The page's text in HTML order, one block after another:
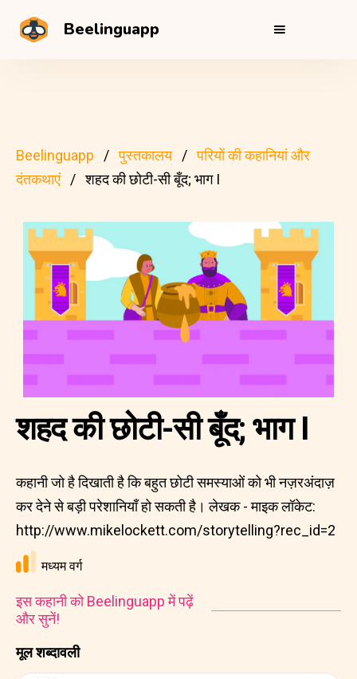
Beelinguapp
Beelinguapp पुस्तकालय
परियों की कहानियां और
दंतकथाएं
शहद की छोटी-सी बूँद; भाग I
मूल शब्दावली
शहद की छोटी-सी बूँद; भाग I
कहानी जो है दिखाती है कि बहुत छोटी समस्याओं को भी नज़रअंदाज़
कर देने से बड़ी परेशानियाँ हो सकती है। लेखक - माइक लॉकेट:
http://www.mikelockett.com/storytelling?rec_id=2
मध्यम वर्ग
इस कहानी को Beelinguapp में पढ़ें
और सुनें!